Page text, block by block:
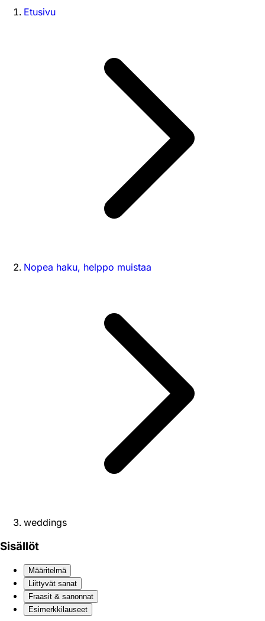
Etusivu
Nopea haku, helppo muistaa
weddings
Sisällöt
Määritelmä
Liittyvät sanat
Fraasit & sanonnat
Esimerkkilauseet